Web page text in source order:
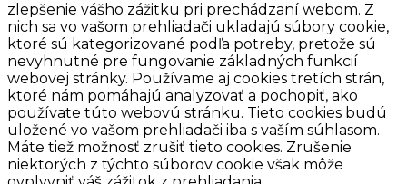
zlepšenie vášho zážitku pri prechádzaní webom. Z
nich sa vo vašom prehliadači ukladajú súbory cookie,
ktoré sú kategorizované podľa potreby, pretože sú
nevyhnutné pre fungovanie základných funkcií
webovej stránky. Používame aj cookies tretích strán,
ktoré nám pomáhajú analyzovať a pochopiť, ako
používate túto webovú stránku. Tieto cookies budú
uložené vo vašom prehliadači iba s vaším súhlasom.
Máte tiež možnosť zrušiť tieto cookies. Zrušenie
niektorých z týchto súborov cookie však môže